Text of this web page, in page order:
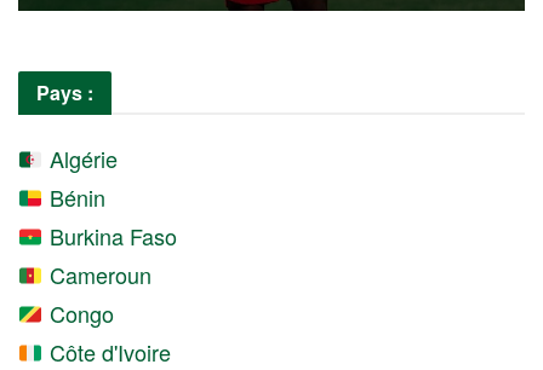
Pays :
Algérie
Bénin
Burkina Faso
Cameroun
Congo
Côte d'Ivoire